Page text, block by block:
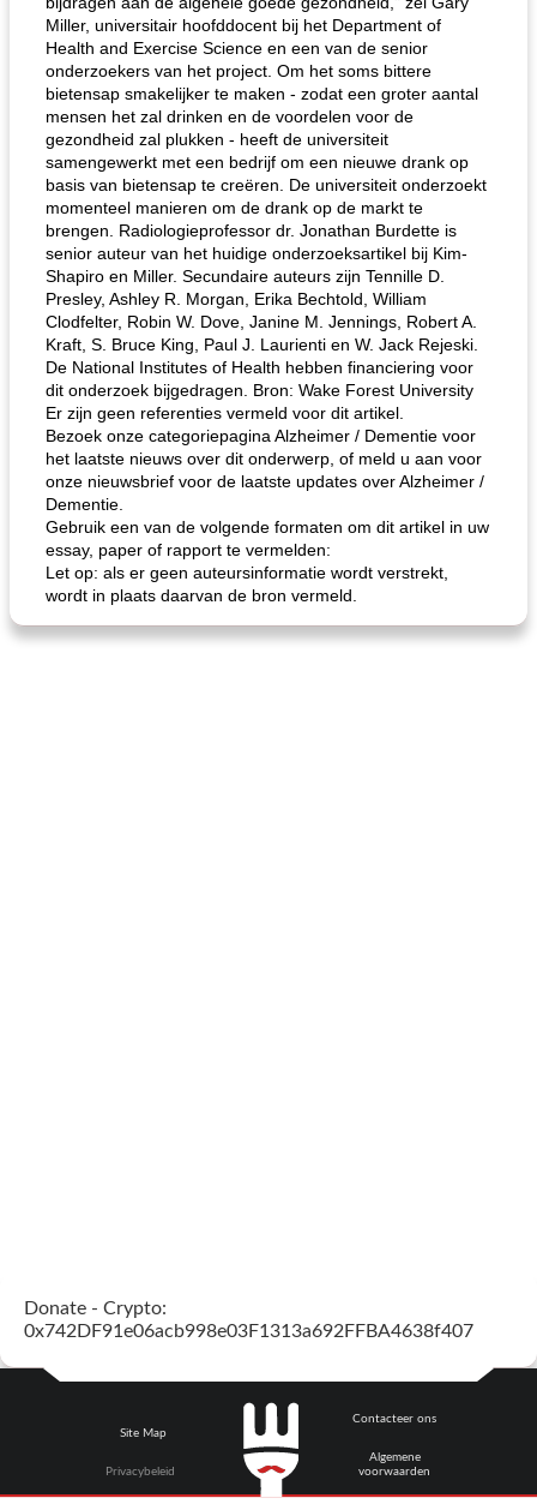
Miller, universitair hoofddocent bij het Department of
Health and Exercise Science en een van de senior
onderzoekers van het project. Om het soms bittere
bietensap smakelijker te maken - zodat een groter aantal
mensen het zal drinken en de voordelen voor de
gezondheid zal plukken - heeft de universiteit
samengewerkt met een bedrijf om een ​​nieuwe drank op
basis van bietensap te creëren. De universiteit onderzoekt
momenteel manieren om de drank op de markt te
brengen. Radiologieprofessor dr. Jonathan Burdette is
senior auteur van het huidige onderzoeksartikel bij Kim-
Shapiro en Miller. Secundaire auteurs zijn Tennille D.
Presley, Ashley R. Morgan, Erika Bechtold, William
Clodfelter, Robin W. Dove, Janine M. Jennings, Robert A.
Kraft, S. Bruce King, Paul J. Laurienti en W. Jack Rejeski.
De National Institutes of Health hebben financiering voor
dit onderzoek bijgedragen. Bron: Wake Forest University
Er zijn geen referenties vermeld voor dit artikel.
Bezoek onze categoriepagina Alzheimer / Dementie voor
het laatste nieuws over dit onderwerp, of meld u aan voor
onze nieuwsbrief voor de laatste updates over Alzheimer /
Dementie.
Gebruik een van de volgende formaten om dit artikel in uw
essay, paper of rapport te vermelden:
Let op: als er geen auteursinformatie wordt verstrekt,
wordt in plaats daarvan de bron vermeld.
Donate - Crypto:
0x742DF91e06acb998e03F1313a692FFBA4638f407
Site Map
Privacybeleid
Contacteer ons
Algemene
voorwaarden